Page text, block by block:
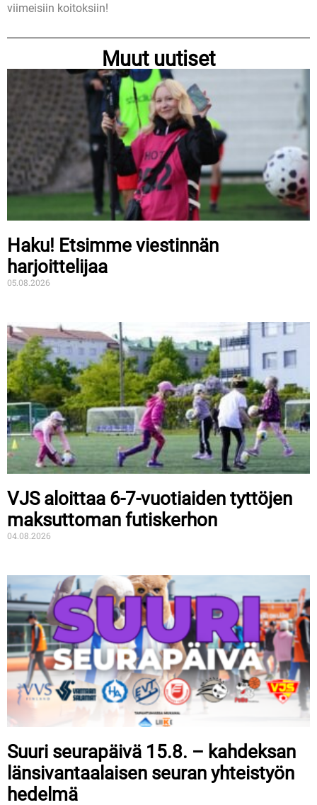
viimeisiin koitoksiin!
Muut uutiset
Haku! Etsimme viestinnän
harjoittelijaa
05.08.2026
VJS aloittaa 6-7-vuotiaiden tyttöjen
maksuttoman futiskerhon
04.08.2026
Suuri seurapäivä 15.8. – kahdeksan
länsivantaalaisen seuran yhteistyön
hedelmä